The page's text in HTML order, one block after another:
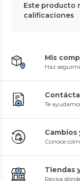
Este producto
calificaciones
Mis
Haz
Te
Cambios
Conoce
Tiendas
Revisa